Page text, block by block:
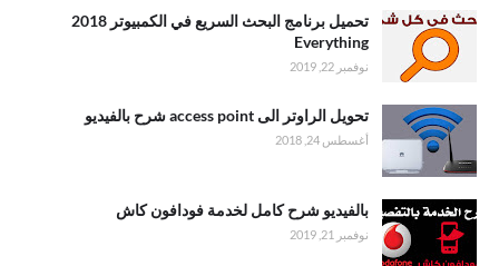
تحميل برنامج البحث السريع في الكمبيوتر 2018
Everything
نوفمبر 22, 2019
تحويل الراوتر الى access point شرح بالفيديو
أغسطس 24, 2018
بالفيديو شرح كامل لخدمة فودافون كاش
نوفمبر 21, 2019